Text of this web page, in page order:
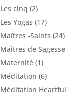
Les cinq (2)
Les Yogas (17)
Maîtres -Saints (24)
Maîtres de Sagesse
Maternité (1)
Méditation (6)
Méditation